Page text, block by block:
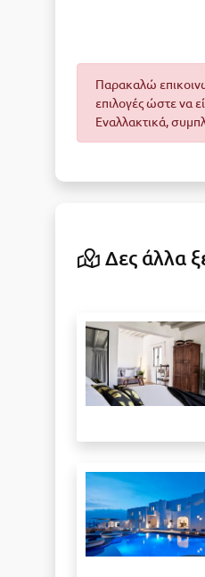
Παρακαλώ
επιλογές ώστε να
Εναλλακτικά,
Δες άλλα